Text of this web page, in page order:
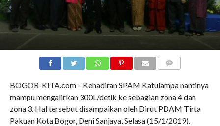
BOGOR-KITA.com – Kehadiran SPAM Katulampa nantinya
mampu mengalirkan 300L/detik ke sebagian zona 4 dan
zona 3. Hal tersebut disampaikan oleh Dirut PDAM Tirta
Pakuan Kota Bogor, Deni Sanjaya, Selasa (15/1/2019).